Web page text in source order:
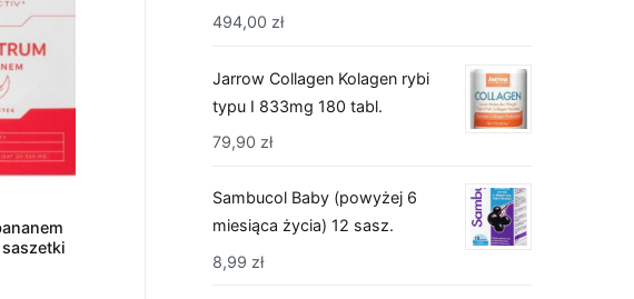
494,00 zł
Jarrow Collagen Kolagen rybi
typu I 833mg 180 tabl.
79,90 zł
Sambucol Baby (powyżej 6
miesiąca życia) 12 sasz.
8,99 zł